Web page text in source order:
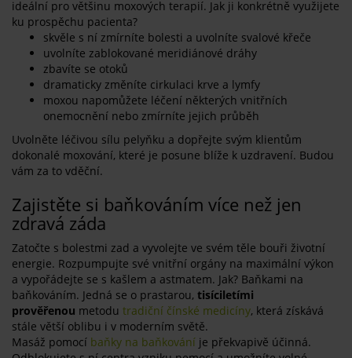
ideální pro většinu moxových terapií. Jak ji konkrétně využijete
ku prospěchu pacienta?
skvěle s ní zmírníte bolesti a uvolníte svalové křeče
uvolníte zablokované meridiánové dráhy
zbavíte se otoků
dramaticky změníte cirkulaci krve a lymfy
moxou napomůžete léčení některých vnitřních
onemocnění nebo zmírníte jejich průběh
Uvolněte léčivou sílu pelyňku a dopřejte svým klientům
dokonalé moxování, které je posune blíže k uzdravení. Budou
vám za to vděční.
Zajistěte si baňkováním více než jen
zdravá záda
Zatočte s bolestmi zad a vyvolejte ve svém těle bouři životní
energie. Rozpumpujte své vnitřní orgány na maximální výkon
a vypořádejte se s kašlem a astmatem. Jak? Baňkami na
baňkováním. Jedná se o prastarou, tisíciletími
prověřenou metodu tradiční čínské medicíny, která získává
stále větší oblibu i v moderním světě.
Masáž pomocí baňky na baňkování je překvapivě účinná.